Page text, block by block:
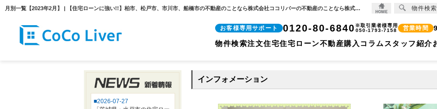
月別一覧【2023年2月】 | 【住宅ローンに強い!!】柏市、松戸市、市川市、船橋市の不動産のことなら株式会社ココリバーの不動産のことなら株式会社ココリバー
お客様専用サポート 0120-80-6840 ※取引業者様専用
050-1793-7158
営業時間
物件検索注文住宅住宅ローン不動産購入コラム スタッフ紹介
インフォメーション
物件検索